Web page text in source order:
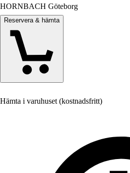
HORNBACH Göteborg
Reservera & hämta
Hämta i varuhuset (kostnadsfritt)